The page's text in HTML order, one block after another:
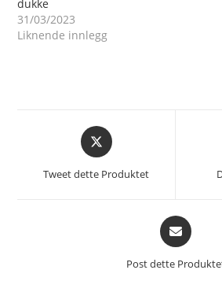
dukke
31/03/2023
Liknende innlegg
Åpnes
i
nytt
Tweet dette Produktet
Åpnes
i
nytt
Post dette